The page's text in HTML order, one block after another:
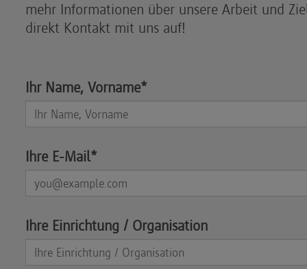
mehr Informationen über unsere Arbeit und
direkt Kontakt mit uns auf!
Ihr Name, Vorname*
Ihre E-Mail*
Ihre Einrichtung / Organisation